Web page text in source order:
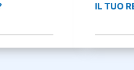
IL TUO